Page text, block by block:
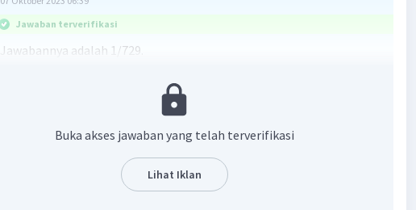
Jawaban terverifikasi
Jawabannya adalah 1/729.
(3^(-2))^3 = 3^(-2 x 3) = 3^(-6) = 1/3^6 = 1/729.
Beri Rating· 0.0(0) Balas
Buka akses jawaban yang telah terverifikasi
Lihat Iklan